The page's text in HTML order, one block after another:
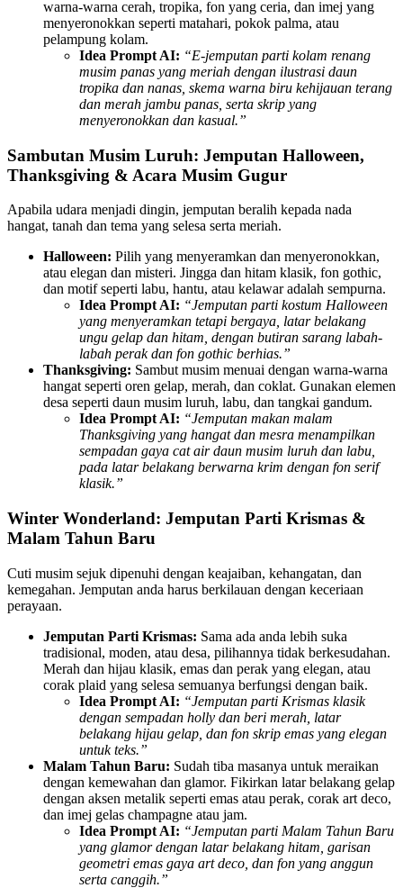
warna-warna cerah, tropika, fon yang ceria, dan imej yang
menyeronokkan seperti matahari, pokok palma, atau
pelampung kolam.
Idea Prompt AI: “E-jemputan parti kolam renang
musim panas yang meriah dengan ilustrasi daun
tropika dan nanas, skema warna biru kehijauan terang
dan merah jambu panas, serta skrip yang
menyeronokkan dan kasual.”
Sambutan Musim Luruh: Jemputan Halloween,
Thanksgiving & Acara Musim Gugur
Apabila udara menjadi dingin, jemputan beralih kepada nada
hangat, tanah dan tema yang selesa serta meriah.
Halloween: Pilih yang menyeramkan dan menyeronokkan,
atau elegan dan misteri. Jingga dan hitam klasik, fon gothic,
dan motif seperti labu, hantu, atau kelawar adalah sempurna.
Idea Prompt AI: “Jemputan parti kostum Halloween
yang menyeramkan tetapi bergaya, latar belakang
ungu gelap dan hitam, dengan butiran sarang labah-
labah perak dan fon gothic berhias.”
Thanksgiving: Sambut musim menuai dengan warna-warna
hangat seperti oren gelap, merah, dan coklat. Gunakan elemen
desa seperti daun musim luruh, labu, dan tangkai gandum.
Idea Prompt AI: “Jemputan makan malam
Thanksgiving yang hangat dan mesra menampilkan
sempadan gaya cat air daun musim luruh dan labu,
pada latar belakang berwarna krim dengan fon serif
klasik.”
Winter Wonderland: Jemputan Parti Krismas &
Malam Tahun Baru
Cuti musim sejuk dipenuhi dengan keajaiban, kehangatan, dan
kemegahan. Jemputan anda harus berkilauan dengan keceriaan
perayaan.
Jemputan Parti Krismas: Sama ada anda lebih suka
tradisional, moden, atau desa, pilihannya tidak berkesudahan.
Merah dan hijau klasik, emas dan perak yang elegan, atau
corak plaid yang selesa semuanya berfungsi dengan baik.
Idea Prompt AI: “Jemputan parti Krismas klasik
dengan sempadan holly dan beri merah, latar
belakang hijau gelap, dan fon skrip emas yang elegan
untuk teks.”
Malam Tahun Baru: Sudah tiba masanya untuk meraikan
dengan kemewahan dan glamor. Fikirkan latar belakang gelap
dengan aksen metalik seperti emas atau perak, corak art deco,
dan imej gelas champagne atau jam.
Idea Prompt AI: “Jemputan parti Malam Tahun Baru
yang glamor dengan latar belakang hitam, garisan
geometri emas gaya art deco, dan fon yang anggun
serta canggih.”